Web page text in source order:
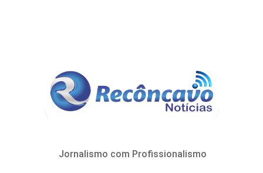
Jornalismo com Profissionalismo